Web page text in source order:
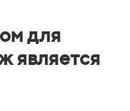
для
является